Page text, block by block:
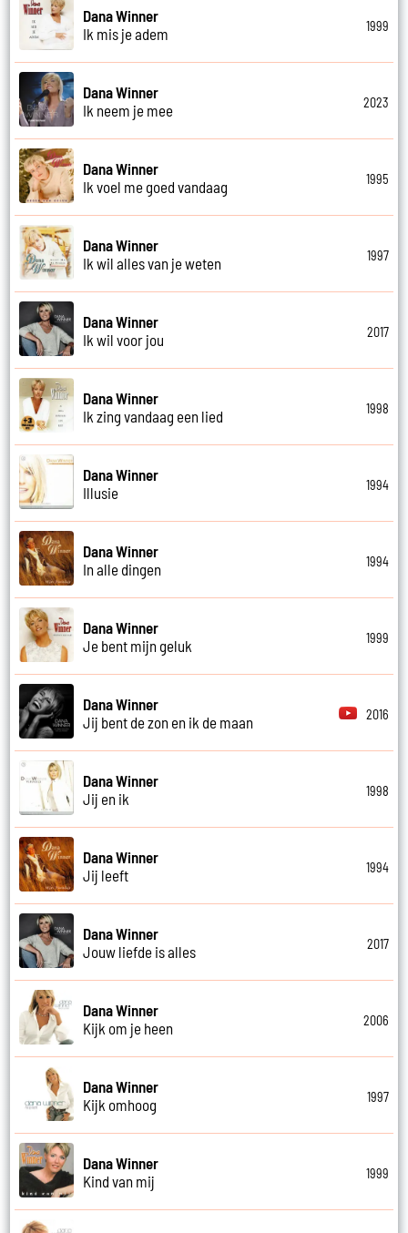
Dana Winner
Ik mis je adem
1999
Dana Winner
Ik neem je mee
2023
Dana Winner
Ik voel me goed vandaag
1995
Dana Winner
Ik wil alles van je weten
1997
Dana Winner
Ik wil voor jou
2017
Dana Winner
Ik zing vandaag een lied
1998
Dana Winner
Illusie
1994
Dana Winner
In alle dingen
1994
Dana Winner
Je bent mijn geluk
1999
Dana Winner
Jij bent de zon en ik de maan
2016
Dana Winner
Jij en ik
1998
Dana Winner
Jij leeft
1994
Dana Winner
Jouw liefde is alles
2017
Dana Winner
Kijk om je heen
2006
Dana Winner
Kijk omhoog
1997
Dana Winner
Kind van mij
1999